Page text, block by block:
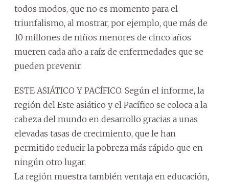
todos modos, que no es momento para el
triunfalismo, al mostrar, por ejemplo, que más de
10 millones de niños menores de cinco años
mueren cada año a raíz de enfermedades que se
pueden prevenir.
ESTE ASIÁTICO Y PACÍFICO. Según el informe, la
región del Este asiático y el Pacífico se coloca a la
cabeza del mundo en desarrollo gracias a unas
elevadas tasas de crecimiento, que le han
permitido reducir la pobreza más rápido que en
ningún otro lugar.
La región muestra también ventaja en educación,